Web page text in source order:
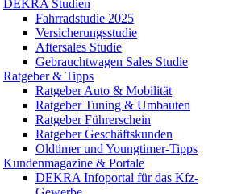
DEKRA Studien
Fahrradstudie 2025
Versicherungsstudie
Aftersales Studie
Gebrauchtwagen Sales Studie
Ratgeber & Tipps
Ratgeber Auto & Mobilität
Ratgeber Tuning & Umbauten
Ratgeber Führerschein
Ratgeber Geschäftskunden
Oldtimer und Youngtimer-Tipps
Kundenmagazine & Portale
DEKRA Infoportal für das Kfz-